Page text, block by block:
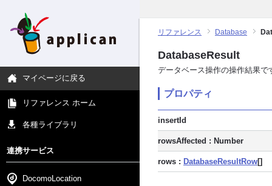
マイページに戻る
リファレンス ホーム
各種ライブラリ
連携サービス
DocomoLocation
リファレンス Database
DatabaseResult
データベース操作の操作結果で
プロパティ
insertId
rowsAffected : Number
rows : DatabaseResultRow[]